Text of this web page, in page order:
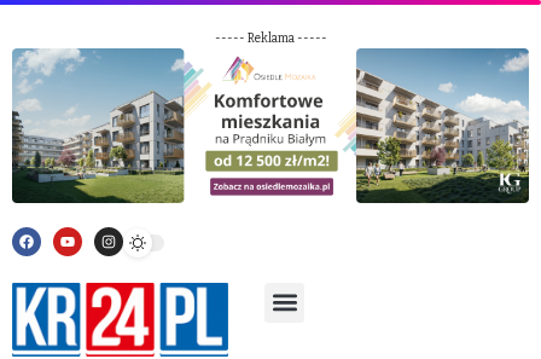
----- Reklama -----